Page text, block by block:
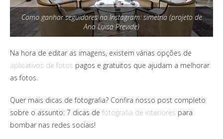
Como ganhar seguidores no Instagram: simetria (projeto de
Ana Luisa Previde)
Na hora de editar as imagens, existem várias opções de
aplicativos de fotos pagos e gratuitos que ajudam a melhorar
as fotos.
Quer mais dicas de fotografia? Confira nosso post completo
sobre o assunto: 7 dicas de fotografia de interiores para
bombar nas redes sociais!